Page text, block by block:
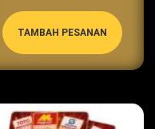
TAMBAH PESANAN